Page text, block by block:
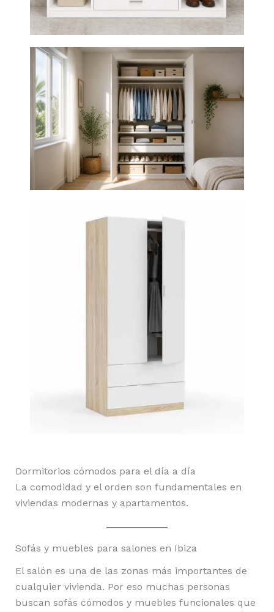
Dormitorios cómodos para el día a día
La comodidad y el orden son fundamentales en
viviendas modernas y apartamentos.
Sofás y muebles para salones en Ibiza
El salón es una de las zonas más importantes de
cualquier vivienda. Por eso muchas personas
buscan sofás cómodos y muebles funcionales que